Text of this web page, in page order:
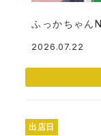
ふっかちゃん
投稿日
2026.07.22
出店日